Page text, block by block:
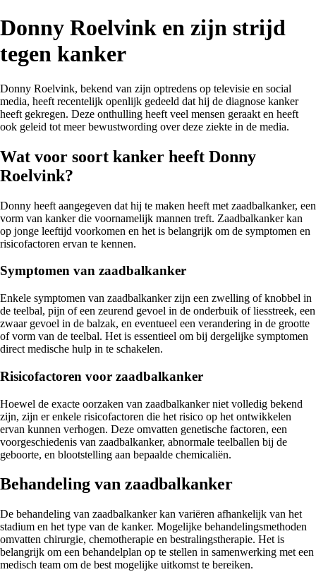
Donny Roelvink en zijn strijd
tegen kanker
Donny Roelvink, bekend van zijn optredens op televisie en social
media, heeft recentelijk openlijk gedeeld dat hij de diagnose kanker
heeft gekregen. Deze onthulling heeft veel mensen geraakt en heeft
ook geleid tot meer bewustwording over deze ziekte in de media.
Wat voor soort kanker heeft Donny
Roelvink?
Donny heeft aangegeven dat hij te maken heeft met zaadbalkanker, een
vorm van kanker die voornamelijk mannen treft. Zaadbalkanker kan
op jonge leeftijd voorkomen en het is belangrijk om de symptomen en
risicofactoren ervan te kennen.
Symptomen van zaadbalkanker
Enkele symptomen van zaadbalkanker zijn een zwelling of knobbel in
de teelbal, pijn of een zeurend gevoel in de onderbuik of liesstreek, een
zwaar gevoel in de balzak, en eventueel een verandering in de grootte
of vorm van de teelbal. Het is essentieel om bij dergelijke symptomen
direct medische hulp in te schakelen.
Risicofactoren voor zaadbalkanker
Hoewel de exacte oorzaken van zaadbalkanker niet volledig bekend
zijn, zijn er enkele risicofactoren die het risico op het ontwikkelen
ervan kunnen verhogen. Deze omvatten genetische factoren, een
voorgeschiedenis van zaadbalkanker, abnormale teelballen bij de
geboorte, en blootstelling aan bepaalde chemicaliën.
Behandeling van zaadbalkanker
De behandeling van zaadbalkanker kan variëren afhankelijk van het
stadium en het type van de kanker. Mogelijke behandelingsmethoden
omvatten chirurgie, chemotherapie en bestralingstherapie. Het is
belangrijk om een behandelplan op te stellen in samenwerking met een
medisch team om de best mogelijke uitkomst te bereiken.